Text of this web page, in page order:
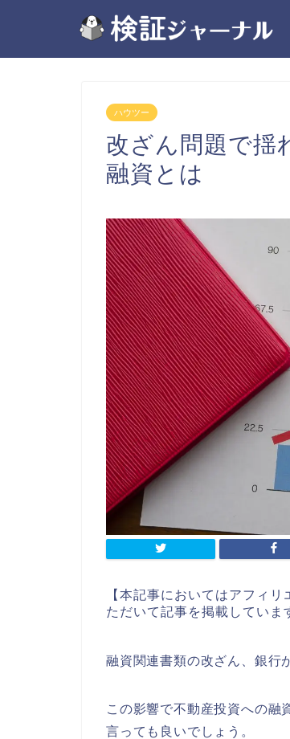
ハウツー
改ざん問題で揺
融資とは
【本記事においてはアフィ
ただいて記事を掲載していま
融資関連書類の改ざん、銀行
この影響で不動産投資への融
言っても良いでしょう。